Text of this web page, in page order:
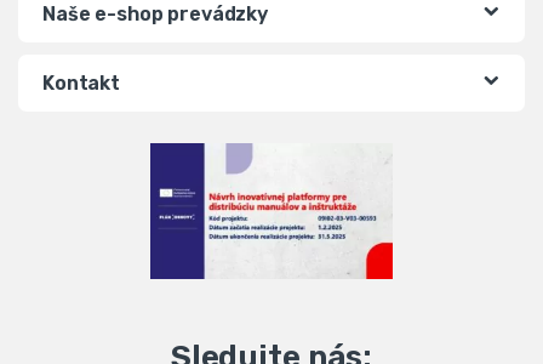
Naše e-shop prevádzky
Kontakt